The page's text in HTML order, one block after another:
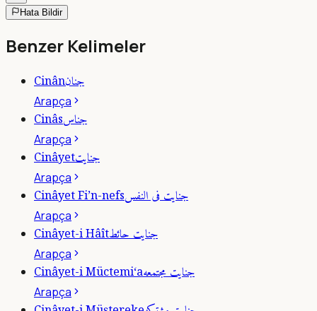
Hata Bildir
Benzer Kelimeler
Cinânجنان
Arapça
Cinâsجناس
Arapça
Cinâyetجنايت
Arapça
Cinâyet Fi’n-nefsجنايت فى النفس
Arapça
Cinâyet-i Hâîtجنايت حائط
Arapça
Cinâyet-i Müctemi‘aجنايت مجتمعه
Arapça